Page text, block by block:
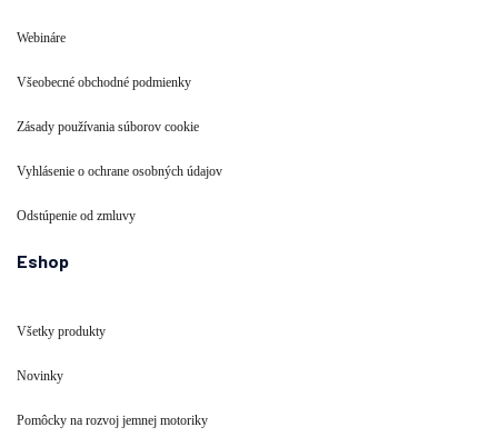
Webináre
Všeobecné obchodné podmienky
Zásady používania súborov cookie
Vyhlásenie o ochrane osobných údajov
Odstúpenie od zmluvy
Eshop
Všetky produkty
Novinky
Pomôcky na rozvoj jemnej motoriky